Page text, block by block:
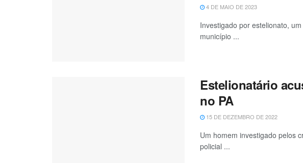
4 DE MAIO DE 2023
Investigado por estelionato,
município ...
Estelionatário
no PA
15 DE DEZEMBRO DE 2022
Um homem investigado pelos
policial ...